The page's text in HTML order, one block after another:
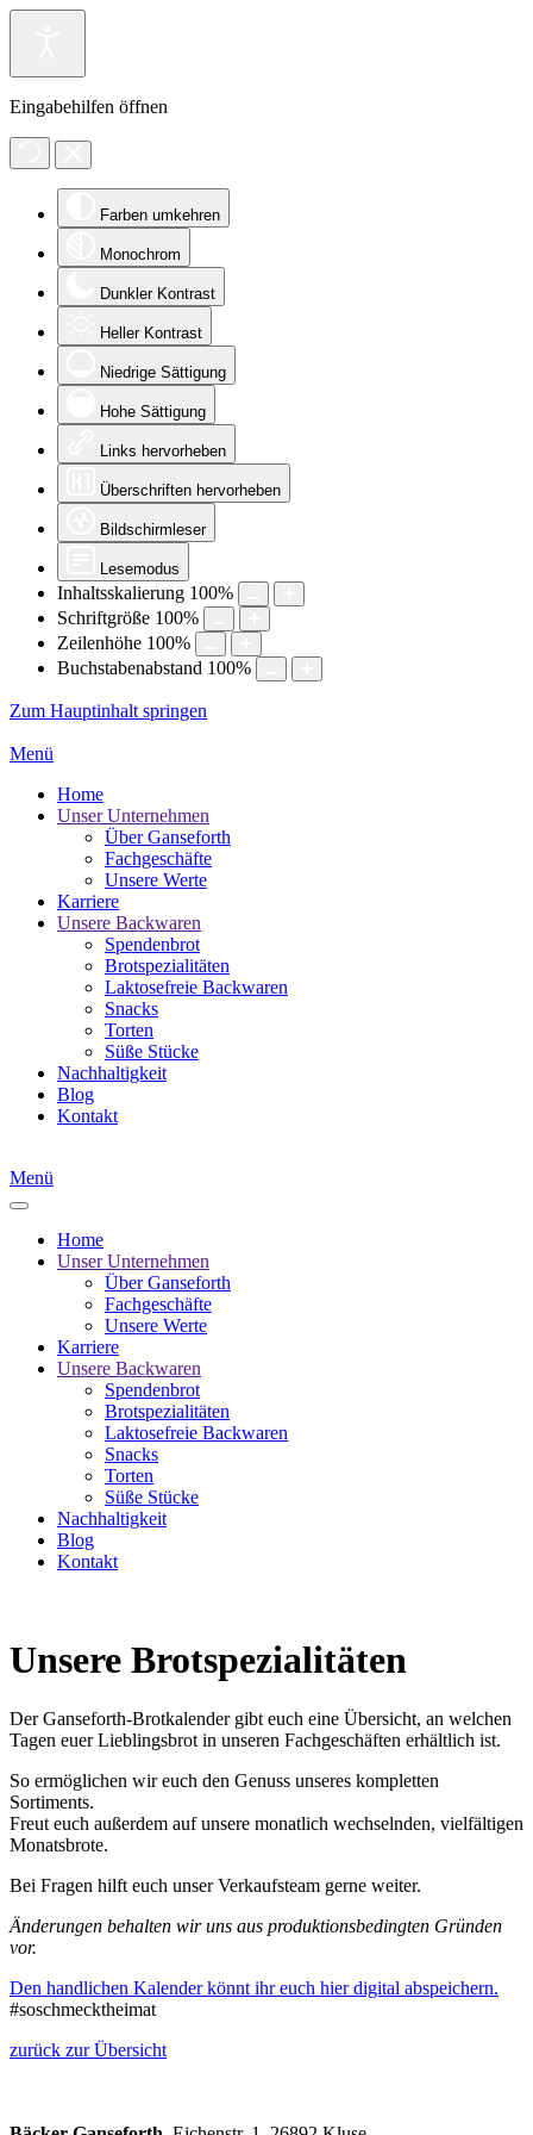
Eingabehilfen öffnen
Farben umkehren
Monochrom
Dunkler Kontrast
Heller Kontrast
Niedrige Sättigung
Hohe Sättigung
Links hervorheben
Überschriften hervorheben
Bildschirmleser
Lesemodus
Inhaltsskalierung 100%
Schriftgröße 100%
Zeilenhöhe 100%
Buchstabenabstand 100%
Zum Hauptinhalt springen
Menü
Home
Unser Unternehmen
Über Ganseforth
Fachgeschäfte
Unsere Werte
Karriere
Unsere Backwaren
Spendenbrot
Brotspezialitäten
Laktosefreie Backwaren
Snacks
Torten
Süße Stücke
Nachhaltigkeit
Blog
Kontakt
Menü
Home
Unser Unternehmen
Über Ganseforth
Fachgeschäfte
Unsere Werte
Karriere
Unsere Backwaren
Spendenbrot
Brotspezialitäten
Laktosefreie Backwaren
Snacks
Torten
Süße Stücke
Nachhaltigkeit
Blog
Kontakt
Unsere Brotspezialitäten
Der Ganseforth-Brotkalender gibt euch eine Übersicht, an welchen
Tagen euer Lieblingsbrot in unseren Fachgeschäften erhältlich ist.
So ermöglichen wir euch den Genuss unseres kompletten
Sortiments.
Freut euch außerdem auf unsere monatlich wechselnden, vielfältigen
Monatsbrote.
Bei Fragen hilft euch unser Verkaufsteam gerne weiter.
Änderungen behalten wir uns aus produktionsbedingten Gründen
vor.
Den handlichen Kalender könnt ihr euch hier digital abspeichern.
#soschmecktheimat
zurück zur Übersicht